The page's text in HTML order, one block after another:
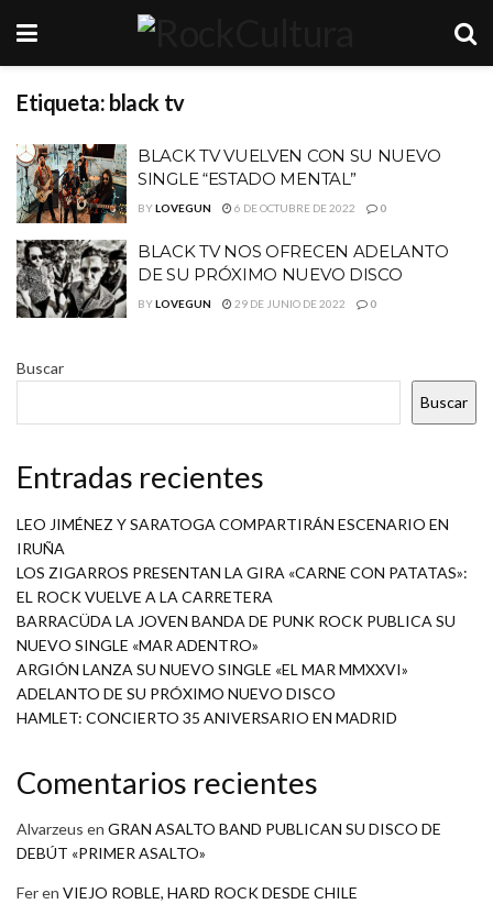
Etiqueta: black tv
BLACK TV VUELVEN CON SU NUEVO
SINGLE “ESTADO MENTAL”
BYLOVEGUN 6 DE OCTUBRE DE 2022 0
BLACK TV NOS OFRECEN ADELANTO
DE SU PRÓXIMO NUEVO DISCO
BYLOVEGUN 29 DE JUNIO DE 2022 0
Buscar
Buscar
Entradas recientes
LEO JIMÉNEZ Y SARATOGA COMPARTIRÁN ESCENARIO EN
IRUÑA
LOS ZIGARROS PRESENTAN LA GIRA «CARNE CON PATATAS»:
EL ROCK VUELVE A LA CARRETERA
BARRACÜDA LA JOVEN BANDA DE PUNK ROCK PUBLICA SU
NUEVO SINGLE «MAR ADENTRO»
ARGIÓN LANZA SU NUEVO SINGLE «EL MAR MMXXVI»
ADELANTO DE SU PRÓXIMO NUEVO DISCO
HAMLET: CONCIERTO 35 ANIVERSARIO EN MADRID
Comentarios recientes
Alvarzeus en GRAN ASALTO BAND PUBLICAN SU DISCO DE
DEBÚT «PRIMER ASALTO»
Feren VIEJO ROBLE, HARD ROCK DESDE CHILE